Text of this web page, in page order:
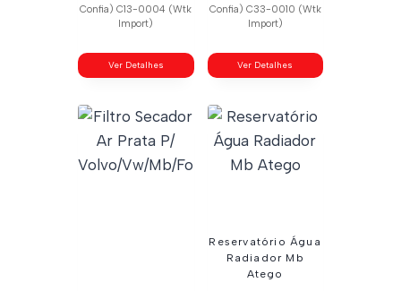
Confia) C13-0004 (Wtk
Import)
Ver Detalhes
Confia) C33-0010 (Wtk
Import)
Ver Detalhes
Reservatório Água
Radiador Mb
Atego